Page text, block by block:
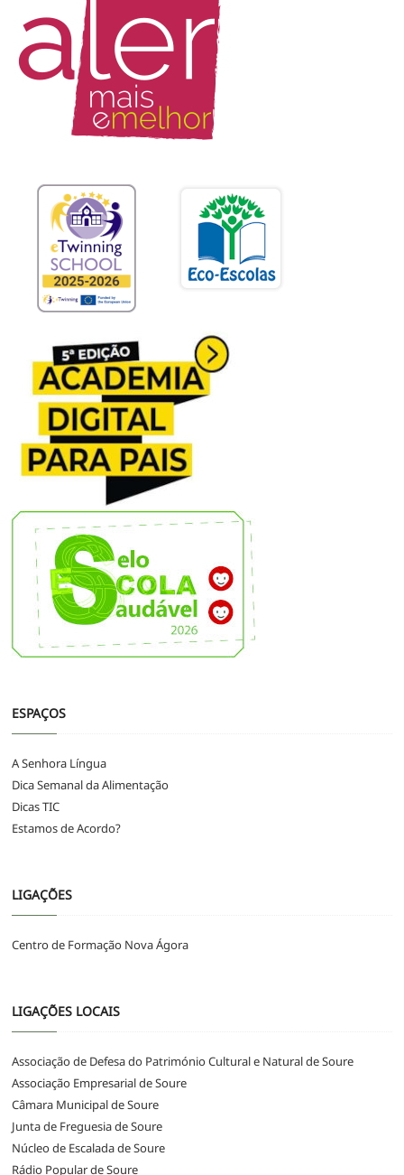
ESPAÇOS
A Senhora Língua
Dica Semanal da Alimentação
Dicas TIC
Estamos de Acordo?
LIGAÇÕES
Centro de Formação Nova Ágora
LIGAÇÕES LOCAIS
Associação de Defesa do Património Cultural e Natural de Soure
Associação Empresarial de Soure
Câmara Municipal de Soure
Junta de Freguesia de Soure
Núcleo de Escalada de Soure
Rádio Popular de Soure